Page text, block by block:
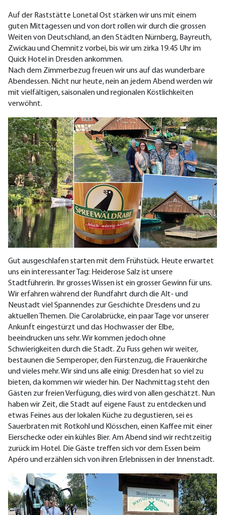
Auf der Raststätte Lonetal Ost stärken wir uns mit einem
guten Mittagessen und von dort rollen wir durch die grossen
Weiten von Deutschland, an den Städten Nürnberg, Bayreuth,
Zwickau und Chemnitz vorbei, bis wir um zirka 19.45 Uhr im
Quick Hotel in Dresden ankommen.
Nach dem Zimmerbezug freuen wir uns auf das wunderbare
Abendessen. Nicht nur heute, nein an jedem Abend werden wir
mit vielfältigen, saisonalen und regionalen Köstlichkeiten
verwöhnt.
Gut ausgeschlafen starten mit dem Frühstück. Heute erwartet
uns ein interessanter Tag: Heiderose Salz ist unsere
Stadtführerin. Ihr grosses Wissen ist ein grosser Gewinn für uns.
Wir erfahren während der Rundfahrt durch die Alt- und
Neustadt viel Spannendes zur Geschichte Dresdens und zu
aktuellen Themen. Die Carolabrücke, ein paar Tage vor unserer
Ankunft eingestürzt und das Hochwasser der Elbe,
beeindrucken uns sehr. Wir kommen jedoch ohne
Schwierigkeiten durch die Stadt. Zu Fuss gehen wir weiter,
bestaunen die Semperoper, den Fürstenzug, die Frauenkirche
und vieles mehr. Wir sind uns alle einig: Dresden hat so viel zu
bieten, da kommen wir wieder hin. Der Nachmittag steht den
Gästen zur freien Verfügung, dies wird von allen geschätzt. Nun
haben wir Zeit, die Stadt auf eigene Faust zu entdecken und
etwas Feines aus der lokalen Küche zu degustieren, sei es
Sauerbraten mit Rotkohl und Klösschen, einen Kaffee mit einer
Eierschecke oder ein kühles Bier. Am Abend sind wir rechtzeitig
zurück im Hotel. Die Gäste treffen sich vor dem Essen beim
Apéro und erzählen sich von ihren Erlebnissen in der Innenstadt.